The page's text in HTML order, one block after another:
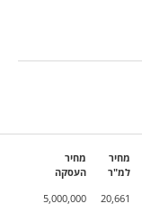
מחיר
למ"ר
מחיר
העסקה
20,661
5,000,000